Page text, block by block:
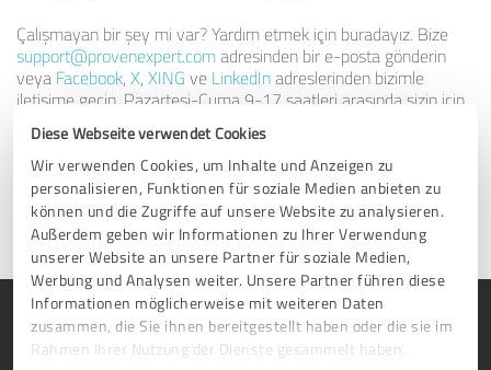
Diese Webseite verwendet Cookies
Wir verwenden Cookies, um Inhalte und Anzeigen zu
personalisieren, Funktionen für soziale Medien anbieten zu
können und die Zugriffe auf unsere Website zu analysieren.
Außerdem geben wir Informationen zu Ihrer Verwendung
unserer Website an unsere Partner für soziale Medien,
Werbung und Analysen weiter. Unsere Partner führen diese
Informationen möglicherweise mit weiteren Daten
zusammen, die Sie ihnen bereitgestellt haben oder die sie im
Rahmen Ihrer Nutzung der Dienste gesammelt haben.
Çalışmayan bir şey mi var? Yardım etmek için buradayız. Bize
support@provenexpert.comadresinden bir e-posta gönderin
veya Facebook, X, XING ve LinkedInadreslerinden bizimle
iletişime geçin. Pazartesi-Cuma 9-17 saatleri arasında sizin için
buradayız (CEST ).
İletişime geçin
ÜRÜN
Güven Mühürleri
HAKKIMIZDA
Neden ProvenExpert?